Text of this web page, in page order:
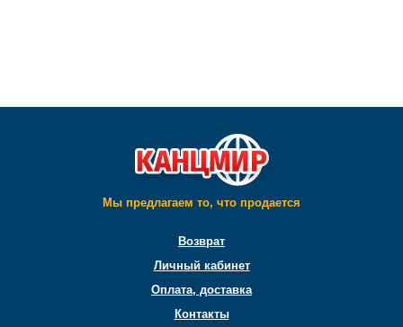
Мы предлагаем то, что продается
Возврат
Личный кабинет
Оплата, доставка
Контакты